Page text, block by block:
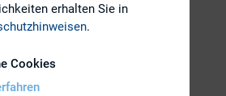
sofort möglich.
Sie
eshier.
erhalten Sie in
.
Cookies